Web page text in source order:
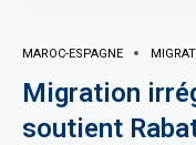
MAROC-ESPAGNE
Migration
soutient